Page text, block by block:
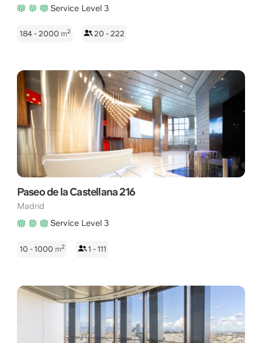
Service Level 3
184 - 2000 m2 20 - 222
Paseo de la Castellana 216
Madrid
Service Level 3
10 - 1000 m2 1 - 111